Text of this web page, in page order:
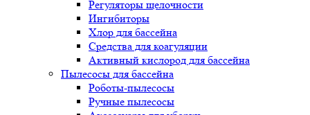
Регуляторы щелочности
Ингибиторы
Хлор для бассейна
Средства для коагуляции
Активный кислород для бассейна
Пылесосы для бассейна
Роботы-пылесосы
Ручные пылесосы